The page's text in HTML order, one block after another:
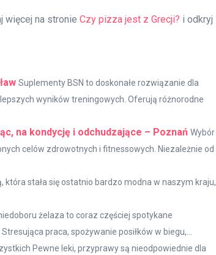
więcej na stronie Czy pizza jest z Grecji? i odkryj
Suplementy BSN to doskonałe rozwiązanie dla
wyników treningowych. Oferują różnorodne
na kondycję i odchudzające – Poznań Wybór
celów zdrowotnych i fitnessowych. Niezależnie od
która stała się ostatnio bardzo modna w naszym kraju,
żelaza to coraz częściej spotykane
praca, spożywanie posiłków w biegu,...
Pewne leki, przyprawy są nieodpowiednie dla